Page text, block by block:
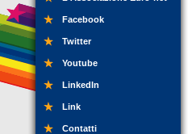
Facebook
Twitter
Youtube
LinkedIn
Link
Contatti